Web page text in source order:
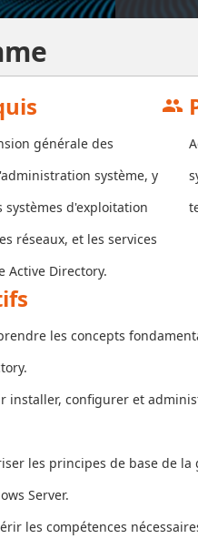
générale des
système, y
systèmes d'exploitation
réseaux, et les services
Active Directory.
group
les concepts
installer, configurer et
les principes de base de
Server.
les compétences